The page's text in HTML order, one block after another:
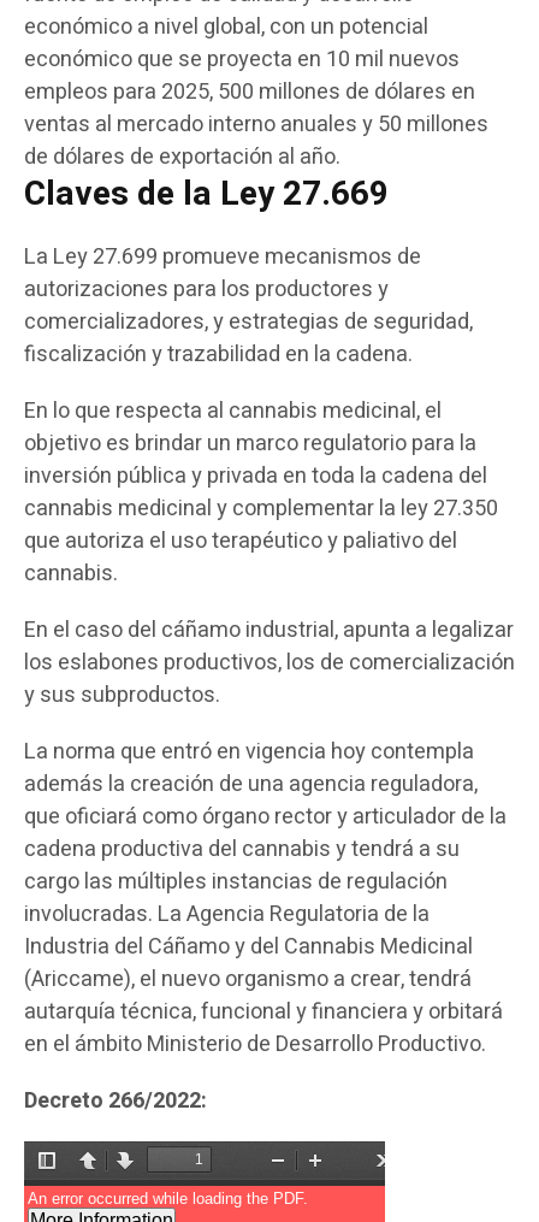
económico a nivel global, con un potencial
económico que se proyecta en 10 mil nuevos
empleos para 2025, 500 millones de dólares en
ventas al mercado interno anuales y 50 millones
de dólares de exportación al año.
Claves de la Ley 27.669
La Ley 27.699 promueve mecanismos de
autorizaciones para los productores y
comercializadores, y estrategias de seguridad,
fiscalización y trazabilidad en la cadena.
En lo que respecta al cannabis medicinal,el
objetivo es brindar un marco regulatorio para la
inversión pública y privada en toda la cadena del
cannabis medicinaly complementar la ley 27.350
que autoriza el uso terapéutico y paliativo del
cannabis.
En el caso del cáñamo industrial, apunta a legalizar
los eslabones productivos, los de comercialización
y sus subproductos.
La norma que entró en vigencia hoycontempla
además la creación de una agencia reguladora,
que oficiará como órgano rector y articulador de la
cadena productiva del cannabisy tendrá a su
cargo las múltiples instancias de regulación
involucradas. La Agencia Regulatoria de la
Industria del Cáñamo y del Cannabis Medicinal
(Ariccame), el nuevo organismo a crear, tendrá
autarquía técnica, funcional y financiera y orbitará
en el ámbito Ministerio de Desarrollo Productivo.
Decreto 266/2022: